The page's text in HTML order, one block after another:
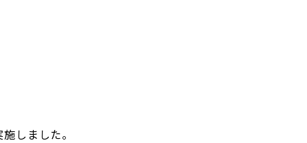
しました。